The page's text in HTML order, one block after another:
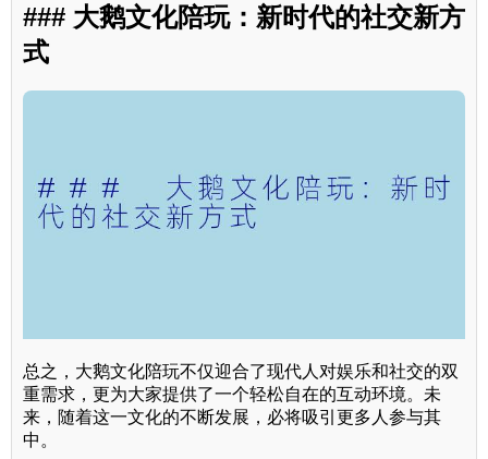
### 大鹅文化陪玩：新时代的社交新方
式
总之，大鹅文化陪玩不仅迎合了现代人对娱乐和社交的双
重需求，更为大家提供了一个轻松自在的互动环境。未
来，随着这一文化的不断发展，必将吸引更多人参与其
中。